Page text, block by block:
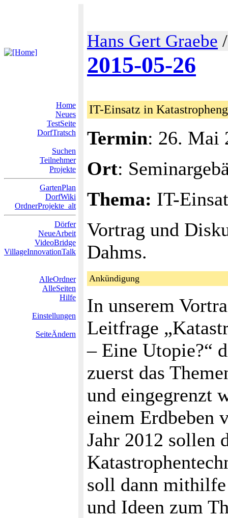
Hans Gert Graebe
2015-05-26
Home
Neues
TestSeite
DorfTratsch
Suchen
Teilnehmer
Projekte
GartenPlan
DorfWiki
OrdnerProjekte_alt
Dörfer
NeueArbeit
VideoBridge
VillageInnovationTalk
AlleOrdner
AlleSeiten
Hilfe
Einstellungen
SeiteÄndern
IT-Einsatz in
Termin: 26. Mai
Ort:
Thema: IT-
Vortrag und
Dahms.
Ankündigung
In unserem
Leitfrage
– Eine Utopie?“
zuerst das
und eingegrenzt
einem Erdbeben
Jahr 2012 sollen
soll dann
und Ideen zum